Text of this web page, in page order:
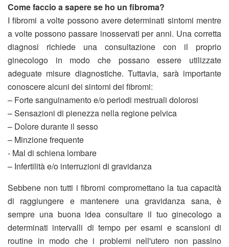
Come faccio a sapere se ho un fibroma?
I fibromi a volte possono avere determinati sintomi mentre
a volte possono passare inosservati per anni. Una corretta
diagnosi richiede una consultazione con il proprio
ginecologo in modo che possano essere utilizzate
adeguate misure diagnostiche. Tuttavia, sarà importante
conoscere alcuni dei sintomi dei fibromi:
– Forte sanguinamento e/o periodi mestruali dolorosi
– Sensazioni di pienezza nella regione pelvica
– Dolore durante il sesso
– Minzione frequente
- Mal di schiena lombare
– Infertilità e/o interruzioni di gravidanza
Sebbene non tutti i fibromi compromettano la tua capacità
di raggiungere e mantenere una gravidanza sana, è
sempre una buona idea consultare il tuo ginecologo a
determinati intervalli di tempo per esami e scansioni di
routine in modo che i problemi nell'utero non passino